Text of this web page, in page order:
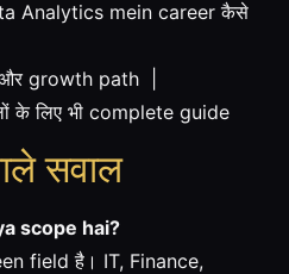
Analytics mein career कैसे
growth path |
के लिए भी complete guide
सवाल
scope hai?
field है। IT, Finance,